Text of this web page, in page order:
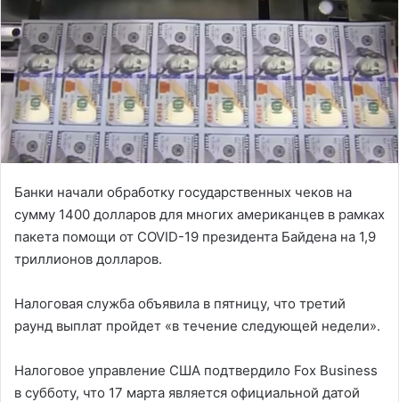
Банки начали обработку государственных чеков на
сумму 1400 долларов для многих американцев в рамках
пакета помощи от COVID-19 президента Байдена на 1,9
триллионов долларов.
Налоговая служба объявила в пятницу, что третий
раунд выплат пройдет «в течение следующей недели».
Налоговое управление США подтвердило Fox Business
в субботу, что 17 марта является официальной датой